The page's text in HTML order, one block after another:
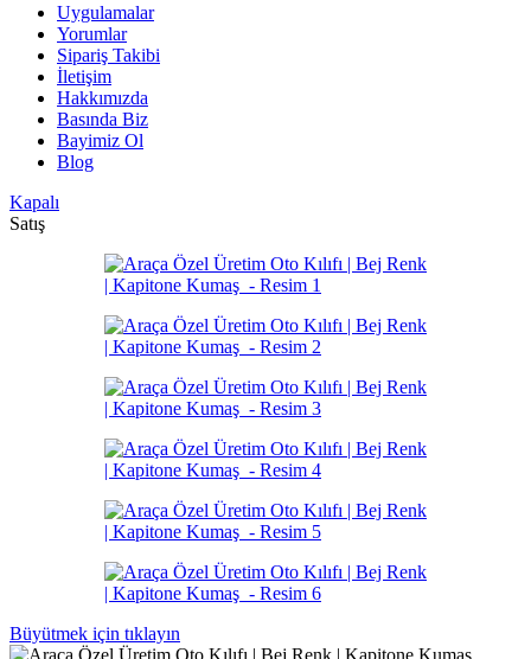
Uygulamalar
Yorumlar
Sipariş Takibi
İletişim
Hakkımızda
Basında Biz
Bayimiz Ol
Blog
Kapalı
Satış
Büyütmek için tıklayın